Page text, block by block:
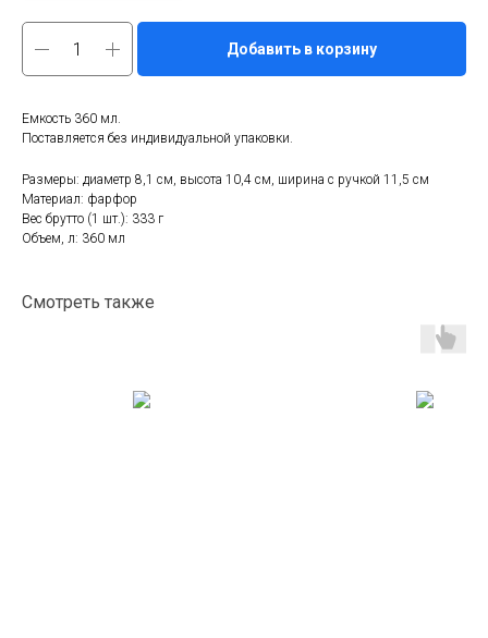
Добавить в корзину
Емкость 360 мл.
Поставляется без индивидуальной упаковки.
Размеры: диаметр 8,1 см, высота 10,4 см, ширина с ручкой 11,5 см
Материал: фарфор
Вес брутто (1 шт.): 333 г
Объем, л: 360 мл
Смотреть также